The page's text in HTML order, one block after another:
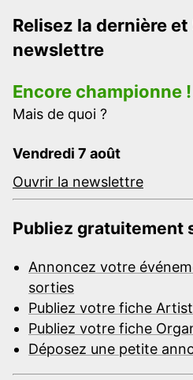
Relisez la dernière et
newslettre
Encore championne !
Mais de quoi ?
Vendredi 7 août
Ouvrir la newslettre
Publiez gratuitement
Annoncez votre
sorties
Publiez votre fiche
Publiez votre fiche
Déposez une petite